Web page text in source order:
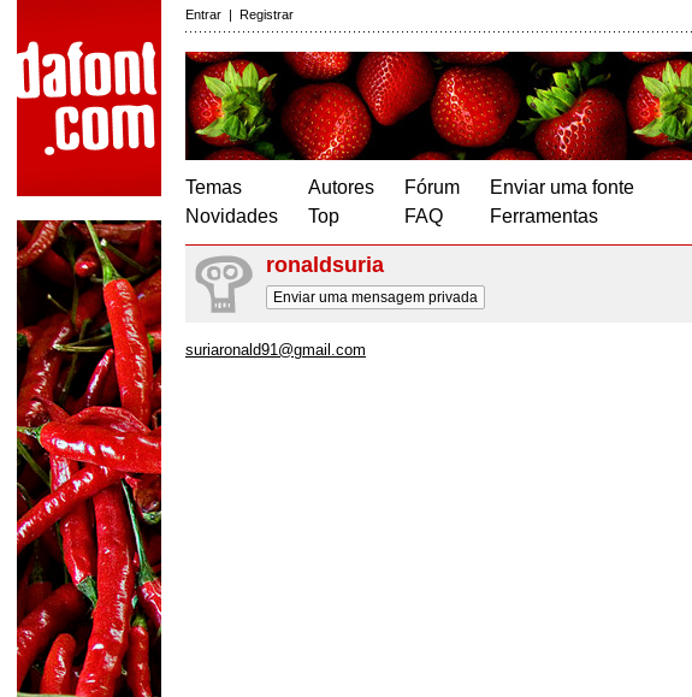
Entrar | Registrar
Temas
Novidades
Autores
Top
Fórum
FAQ
Enviar uma fonte
Ferramentas
ronaldsuria
Enviar uma mensagem privada
suriaronald91@gmail.com